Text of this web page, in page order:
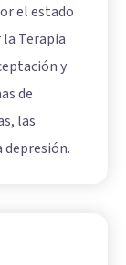
el estado
Terapia
y
de
las